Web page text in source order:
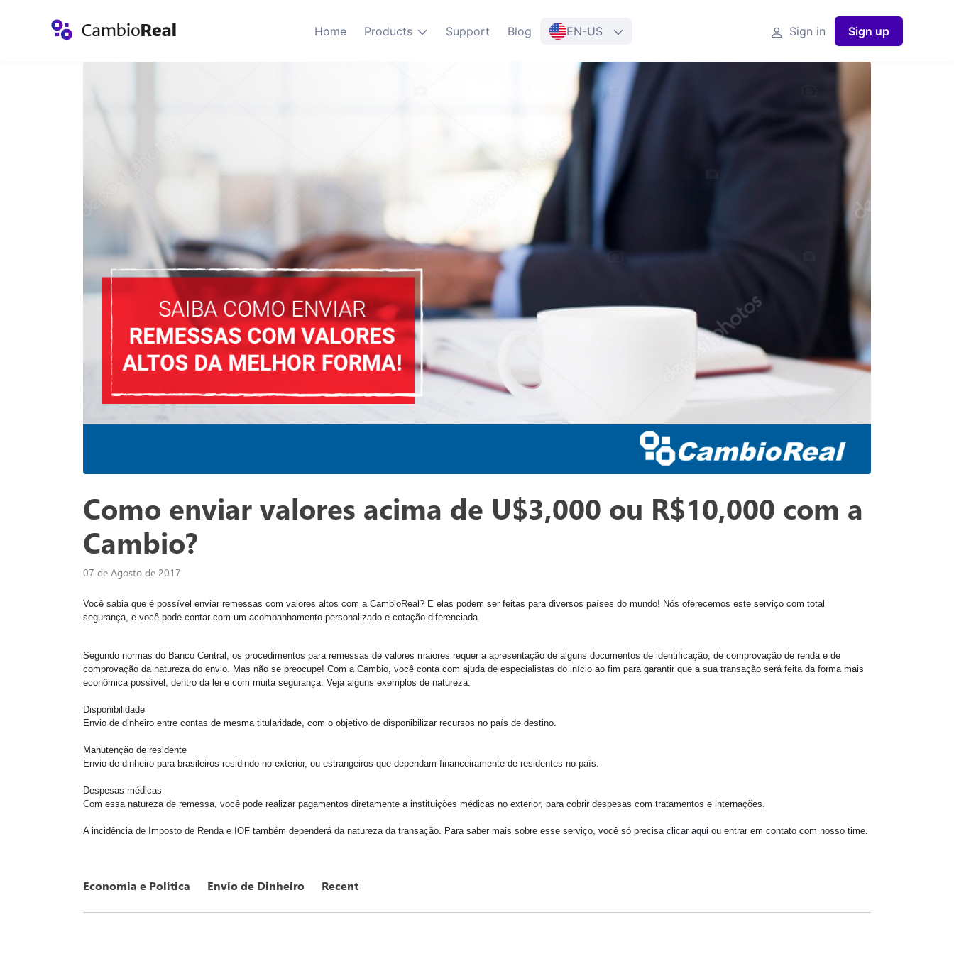
Home Products Support Blog EN-US Sign in Sign up
Como enviar valores acima de U$3,000 ou R$10,000 com a
Cambio?
07 de Agosto de 2017
Você sabia que é possível enviar remessas com valores altos com a CambioReal? E elas podem ser feitas para diversos países do mundo! Nós oferecemos este serviço com total
segurança, e você pode contar com um acompanhamento personalizado e cotação diferenciada.
Segundo normas do Banco Central, os procedimentos para remessas de valores maiores requer a apresentação de alguns documentos de identificação, de comprovação de renda e de
comprovação da natureza do envio. Mas não se preocupe! Com a Cambio, você conta com ajuda de especialistas do início ao fim para garantir que a sua transação será feita da forma mais
econômica possível, dentro da lei e com muita segurança. Veja alguns exemplos de natureza:
Disponibilidade
Envio de dinheiro entre contas de mesma titularidade, com o objetivo de disponibilizar recursos no país de destino.
Manutenção de residente
Envio de dinheiro para brasileiros residindo no exterior, ou estrangeiros que dependam financeiramente de residentes no país.
Despesas médicas
Com essa natureza de remessa, você pode realizar pagamentos diretamente a instituições médicas no exterior, para cobrir despesas com tratamentos e internações.
A incidência de Imposto de Renda e IOF também dependerá da natureza da transação. Para saber mais sobre esse serviço, você só precisa clicar aqui ou entrar em contato com nosso time.
Economia e Política Envio de Dinheiro Recent